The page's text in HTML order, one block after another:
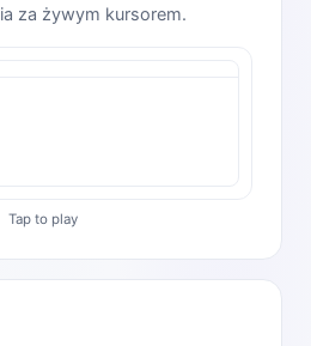
za żywym kursorem.